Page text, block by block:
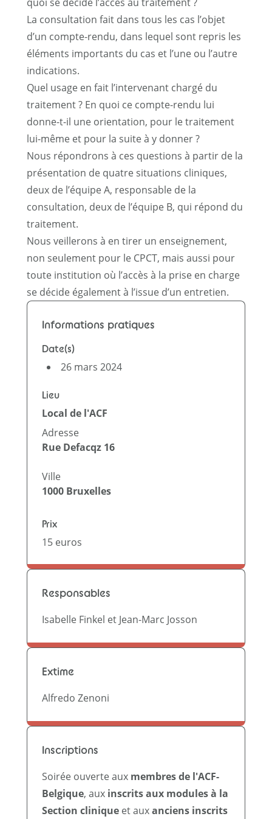
La consultation fait dans tous les cas l’objet
d’un compte-rendu, dans lequel sont repris les
éléments importants du cas et l’une ou l’autre
indications.
Quel usage en fait l’intervenant chargé du
traitement ? En quoi ce compte-rendu lui
donne-t-il une orientation, pour le traitement
lui-même et pour la suite à y donner ?
Nous répondrons à ces questions à partir de la
présentation de quatre situations cliniques,
deux de l’équipe A, responsable de la
consultation, deux de l’équipe B, qui répond du
traitement.
Nous veillerons à en tirer un enseignement,
non seulement pour le CPCT, mais aussi pour
toute institution où l’accès à la prise en charge
se décide également à l’issue d’un entretien.
Informations pratiques
Date(s)
26 mars 2024
Lieu
Local de l'ACF
Adresse
Rue Defacqz 16
Ville
1000 Bruxelles
Prix
15 euros
Responsables
Isabelle Finkel et Jean-Marc Josson
Extime
Alfredo Zenoni
Inscriptions
Soirée ouverte aux membres de l'ACF-
Belgique, aux inscrits aux modules à la
Section clinique et auxanciens inscrits